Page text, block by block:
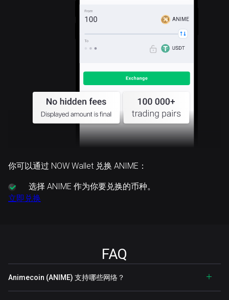
ANIME
你可以通过 NOW Wallet 兑换 ANIME：
选择 ANIME 作为你要兑换的币种。
立即兑换
FAQ
Animecoin (ANIME) 支持哪些网络？